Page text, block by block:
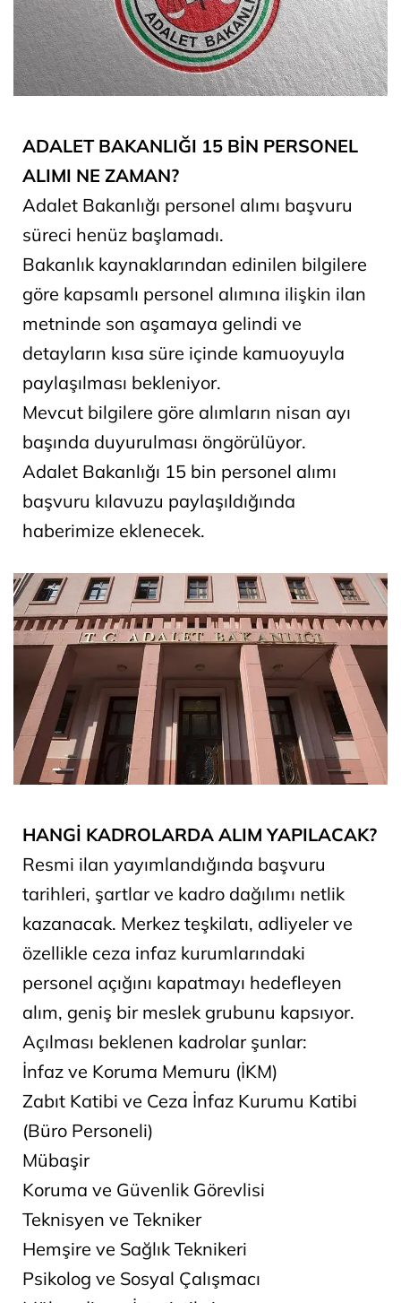
ADALET BAKANLIĞI 15 BİN PERSONEL
ALIMI NE ZAMAN?
Adalet Bakanlığı personel alımı başvuru
süreci henüz başlamadı.
Bakanlık kaynaklarından edinilen bilgilere
göre kapsamlı personel alımına ilişkin ilan
metninde son aşamaya gelindi ve
detayların kısa süre içinde kamuoyuyla
paylaşılması bekleniyor.
Mevcut bilgilere göre alımların nisan ayı
başında duyurulması öngörülüyor.
Adalet Bakanlığı 15 bin personel alımı
başvuru kılavuzu paylaşıldığında
haberimize eklenecek.
HANGİ KADROLARDA ALIM YAPILACAK?
Resmi ilan yayımlandığında başvuru
tarihleri, şartlar ve kadro dağılımı netlik
kazanacak. Merkez teşkilatı, adliyeler ve
özellikle ceza infaz kurumlarındaki
personel açığını kapatmayı hedefleyen
alım, geniş bir meslek grubunu kapsıyor.
Açılması beklenen kadrolar şunlar:
İnfaz ve Koruma Memuru (İKM)
Zabıt Katibi ve Ceza İnfaz Kurumu Katibi
(Büro Personeli)
Mübaşir
Koruma ve Güvenlik Görevlisi
Teknisyen ve Tekniker
Hemşire ve Sağlık Teknikeri
Psikolog ve Sosyal Çalışmacı